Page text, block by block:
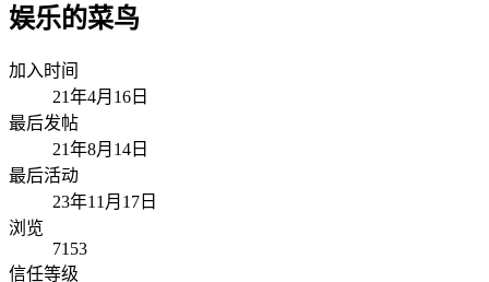
娱乐的菜鸟
加入时间
21年4月16日
最后发帖
21年8月14日
最后活动
23年11月17日
浏览
7153
信任等级